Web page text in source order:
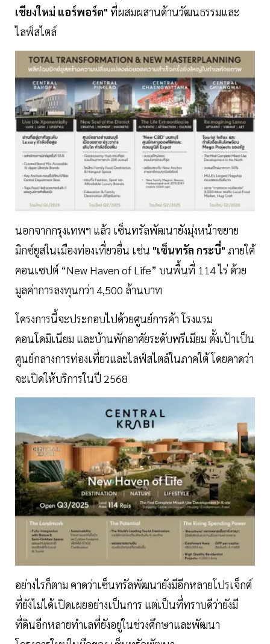
เชียงใหม่ แอร์พอร์ต" ที่ผสมผสานด้านวัฒนธรรมและ
ไลฟ์สไตล์
นอกจากกรุงเทพฯ แล้ว เซ็นทรัลพัฒนายังมุ่งหน้าขยาย
มิกซ์ยูสในเมืองท่องเที่ยวอื่น เช่น "เซ็นทรัล กระบี่" ภายใต้
คอนเซปต์ “New Haven of Life” บนพื้นที่ 114 ไร่ ด้วย
มูลค่าการลงทุนกว่า 4,500 ล้านบาท
โครงการนี้จะประกอบไปด้วยศูนย์การค้า โรงแรม
คอนโดมิเนียม และบ้านพักอาศัยระดับพรีเมียม ตั้งเป้าเป็น
ศูนย์กลางการท่องเที่ยวและไลฟ์สไตล์ในภาคใต้ โดยคาดว่า
จะเปิดให้บริการในปี 2568
อย่างไรก็ตาม คาดว่าเซ็นทรัลพัฒนายังมีอีกหลายโปรเจ็กต์
ที่ยังไม่ได้เปิดเผยอย่างเป็นการ แต่เป็นที่ทราบดีว่ายังมี
ที่ดินอีกหลายทำเลที่ยังอยู่ในช่วงศึกษาและพัฒนา